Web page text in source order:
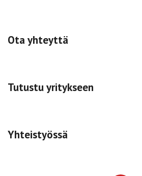
Ota yhteyttä
Tutustu yritykseen
Yhteistyössä